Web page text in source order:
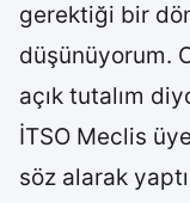
gerektiği bir
düşünüyorum.
açık tutalım
İTSO Meclis
söz alarak